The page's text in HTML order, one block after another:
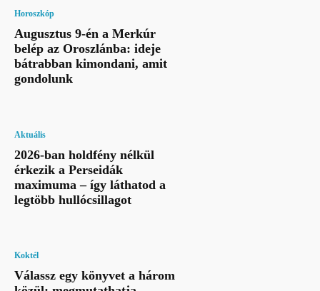
Horoszkóp
Augusztus 9-én a Merkúr
belép az Oroszlánba: ideje
bátrabban kimondani, amit
gondolunk
Aktuális
2026-ban holdfény nélkül
érkezik a Perseidák
maximuma – így láthatod a
legtöbb hullócsillagot
Koktél
Válassz egy könyvet a három